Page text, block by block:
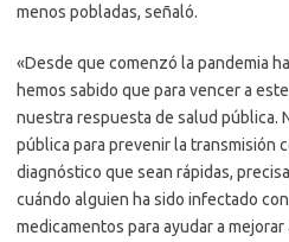
menos pobladas, señaló.
«Desde que comenzó la pandemia
hemos sabido que para vencer a
nuestra respuesta de salud pública.
pública para prevenir la transmisión
diagnóstico que sean rápidas,
cuándo alguien ha sido infectado
medicamentos para ayudar a